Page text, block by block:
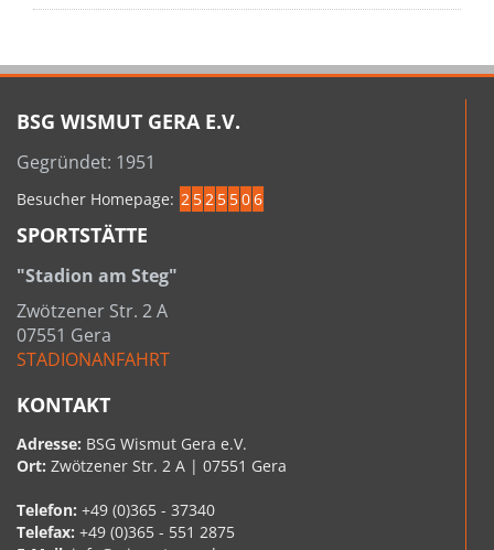
BSG WISMUT GERA E.V.
Gegründet: 1951
Besucher Homepage: 2 52 5 506
SPORTSTÄTTE
"Stadion am Steg"
Zwötzener Str. 2 A
07551 Gera
STADIONANFAHRT
KONTAKT
Adresse: BSG Wismut Gera e.V.
Ort: Zwötzener Str. 2 A | 07551 Gera
Telefon: +49 (0)365 - 37340
Telefax: +49 (0)365 - 551 2875